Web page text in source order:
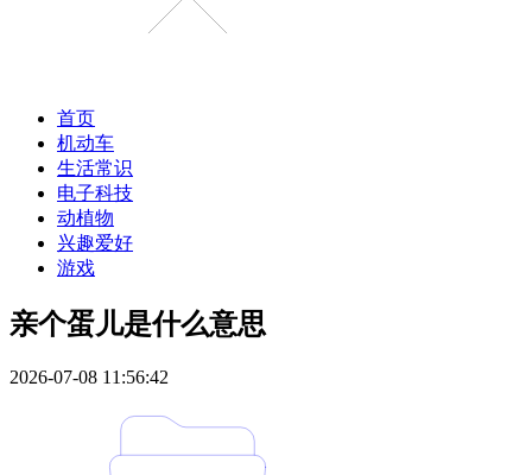
首页
机动车
生活常识
电子科技
动植物
兴趣爱好
游戏
亲个蛋儿是什么意思
2026-07-08 11:56:42